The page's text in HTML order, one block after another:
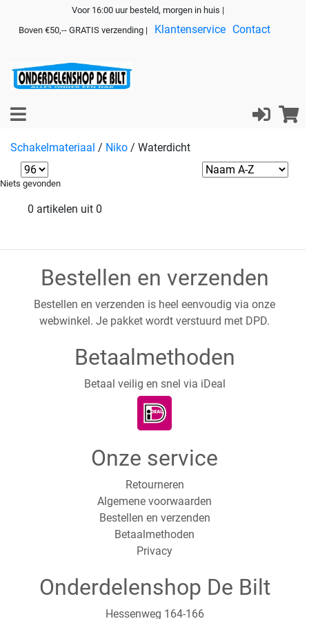
Voor 16:00 uur besteld, morgen in huis |
Boven €50,-- GRATIS verzending |
Klantenservice Contact
Schakelmateriaal / Niko / Waterdicht
Niets gevonden
0 artikelen uit 0
Bestellen en verzenden
Bestellen en verzenden is heel eenvoudig via onze
webwinkel. Je pakket wordt verstuurd met DPD.
Betaalmethoden
Betaal veilig en snel via iDeal
Onze service
Retourneren
Algemene voorwaarden
Bestellen en verzenden
Betaalmethoden
Privacy
Onderdelenshop De Bilt
Hessenweg 164-166